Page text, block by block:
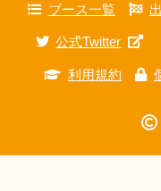
ブース一覧
公式Twitter
利用規約